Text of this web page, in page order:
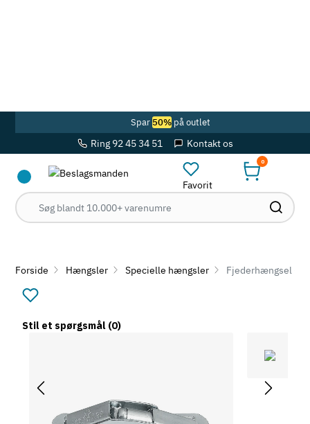
Spar 50%på outlet
Ring 92 45 34 51 Kontakt os
Favorit
0
Forside Hængsler Specielle hængsler Fjederhængsel -
Stil et spørgsmål (0)